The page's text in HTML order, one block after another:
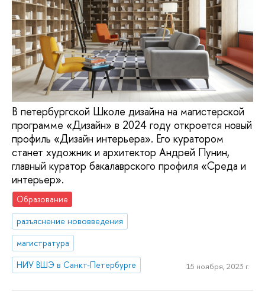
В петербургской Школе дизайна на магистерской
программе «Дизайн» в 2024 году откроется новый
профиль «Дизайн интерьера». Его куратором
станет художник и архитектор Андрей Пунин,
главный куратор бакалаврского профиля «Среда и
интерьер».
Образование
разъяснение нововведения
магистратура
НИУ ВШЭ в Санкт-Петербурге
15 ноября, 2023 г.